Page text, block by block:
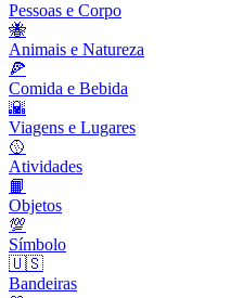
Pessoas e Corpo
🐝
Animais e Natureza
🍕
Comida e Bebida
🌇
Viagens e Lugares
🥎
Atividades
📙
Objetos
💯
Símbolo
🇺🇸
Bandeiras